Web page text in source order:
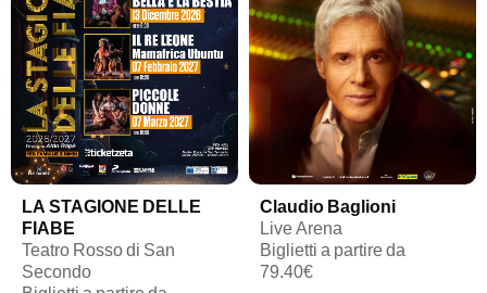
LA STAGIONE DELLE
FIABE
Teatro Rosso di San
Secondo
Claudio Baglioni
Live Arena
Biglietti a partire da
79.40€